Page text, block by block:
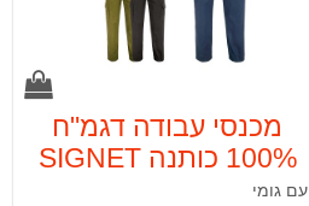
מכנסי עבודה דגמ"ח
100% כותנה SIGNET
עם גומי